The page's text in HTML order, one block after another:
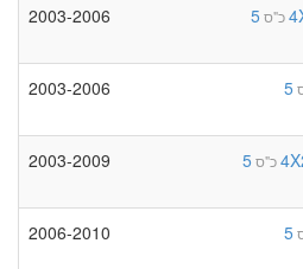
5
2003-2006
5
2003-2006
5
2003-2009
5
2006-2010